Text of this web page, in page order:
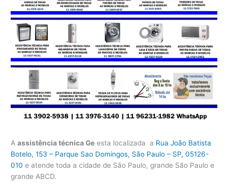
Aassistência técnica Ge esta localizada a Rua João Batista
Botelo, 153 – Parque Sao Domingos, São Paulo – SP, 05126-
010 e atende toda a cidade de São Paulo, grande São Paulo e
grande ABCD.